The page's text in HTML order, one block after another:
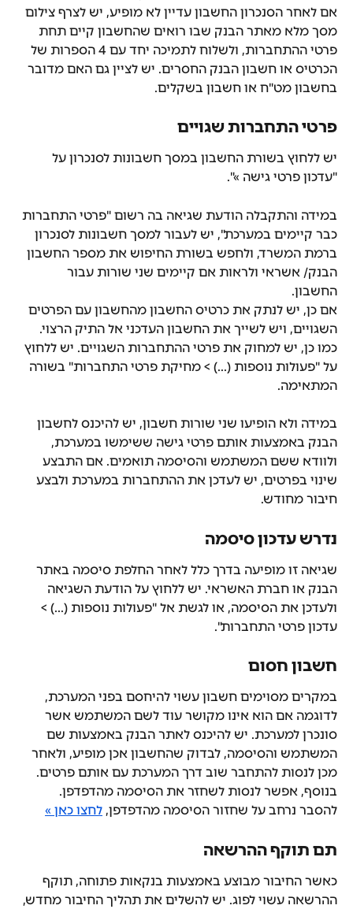
אם לאחר הסנכרון החשבון עדיין לא מופיע, יש לצרף צילום
מסך מלא מאתר הבנק שבו רואים שהחשבון קיים תחת
פרטי ההתחברות, ולשלוח לתמיכה יחד עם 4 הספרות של
הכרטיס או חשבון הבנק החסרים. יש לציין גם האם מדובר
בחשבון מט"ח או חשבון בשקלים.
פרטי התחברות שגויים
יש ללחוץ בשורת החשבון במסך חשבונות לסנכרון על
"עדכון פרטי גישה »".
במידה והתקבלה הודעת שגיאה בה רשום "פרטי התחברות
כבר קיימים במערכת", יש לעבור למסך חשבונות לסנכרון
ברמת המשרד, ולחפש בשורת החיפוש את מספר החשבון
הבנק/ אשראי ולראות אם קיימים שני שורות עבור
החשבון.
אם כן, יש לנתק את כרטיס החשבון מהחשבון עם הפרטים
השגויים, ויש לשייך את החשבון העדכני אל התיק הרצוי.
כמו כן, יש למחוק את פרטי ההתחברות השגויים. יש ללחוץ
על "פעולות נוספות (...) > מחיקת פרטי התחברות" בשורה
המתאימה.
במידה ולא הופיעו שני שורות חשבון, יש להיכנס לחשבון
הבנק באמצעות אותם פרטי גישה ששימשו במערכת,
ולוודא ששם המשתמש והסיסמה תואמים. אם התבצע
שינוי בפרטים, יש לעדכן את ההתחברות במערכת ולבצע
חיבור מחודש.
נדרש עדכון סיסמה
שגיאה זו מופיעה בדרך כלל לאחר החלפת סיסמה באתר
הבנק או חברת האשראי. יש ללחוץ על הודעת השגיאה
ולעדכן את הסיסמה, או לגשת אל "פעולות נוספות (...) >
עדכון פרטי התחברות".
חשבון חסום
במקרים מסוימים חשבון עשוי להיחסם בפני המערכת,
לדוגמה אם הוא אינו מקושר עוד לשם המשתמש אשר
סונכרן למערכת. יש להיכנס לאתר הבנק באמצעות שם
המשתמש והסיסמה, לבדוק שהחשבון אכן מופיע, ולאחר
מכן לנסות להתחבר שוב דרך המערכת עם אותם פרטים.
בנוסף, אפשר לנסות לשחזר את הסיסמה מהדפדפן.
להסבר נרחב על שחזור הסיסמה מהדפדפן, לחצו כאן »
תם תוקף ההרשאה
כאשר החיבור מבוצע באמצעות בנקאות פתוחה, תוקף
ההרשאה עשוי לפוג. יש להשלים את תהליך החיבור מחדש,